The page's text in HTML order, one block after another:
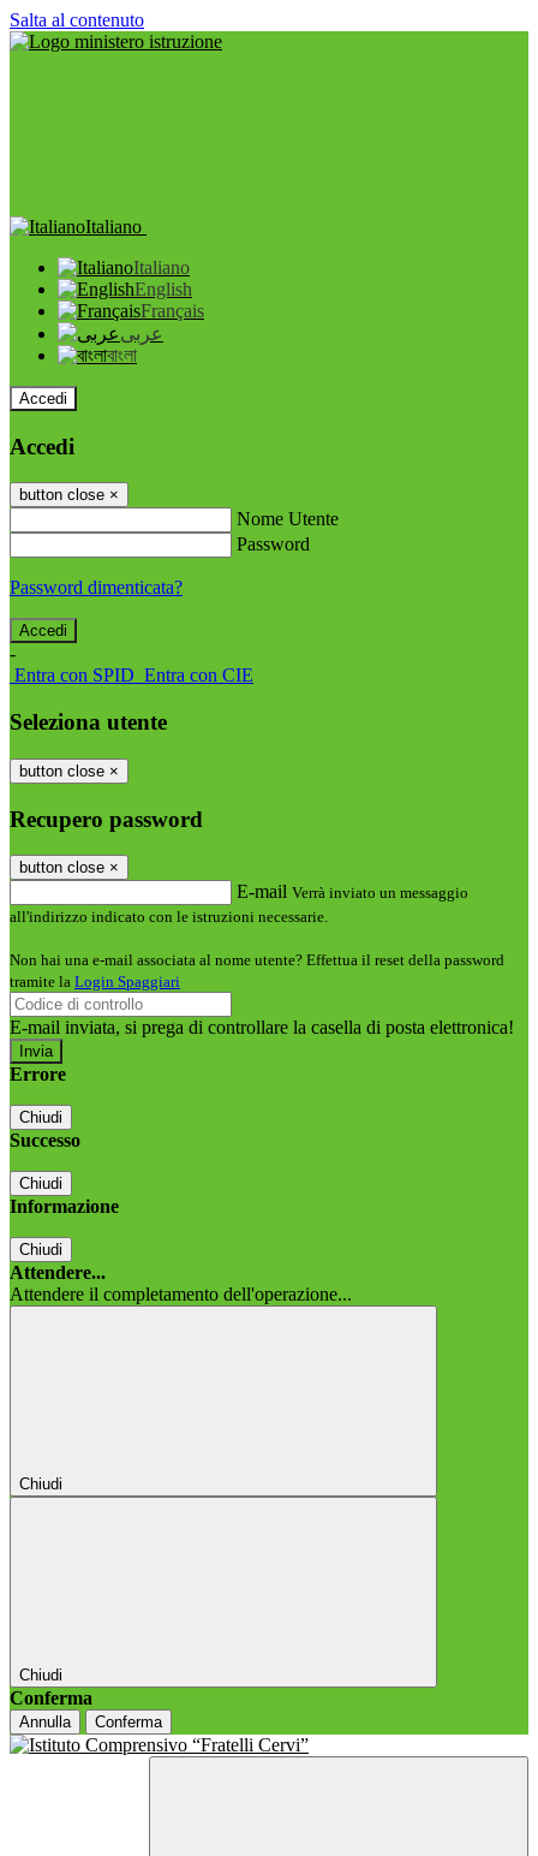
Salta al contenuto
Italiano
Italiano
English
Français
عربى
বাংলা
Accedi
Accedi
button close ×
Nome Utente
Password
Password dimenticata?
-
Entra con SPID Entra con CIE
Seleziona utente
button close ×
Recupero password
button close ×
E-mail Verrà inviato un messaggio
all'indirizzo indicato con le istruzioni necessarie.
Non hai una e-mail associata al nome utente? Effettua il reset della password
tramite la Login Spaggiari
E-mail inviata, si prega di controllare la casella di posta elettronica!
Errore
Chiudi
Successo
Chiudi
Informazione
Chiudi
Attendere...
Attendere il completamento dell'operazione...
Chiudi
Chiudi
Conferma
Annulla Conferma